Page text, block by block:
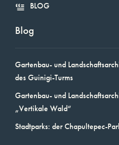
BLOG
Blog
Gartenbau- und
des Guinigi-Turms
Gartenbau- und
„Vertikale Wald“
Stadtparks: der Chapultepec-